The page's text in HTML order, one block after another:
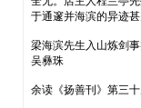
于通邃并海滨的异迹
梁海滨先生入山炼剑
吴彝珠
余读《扬善刊》第三